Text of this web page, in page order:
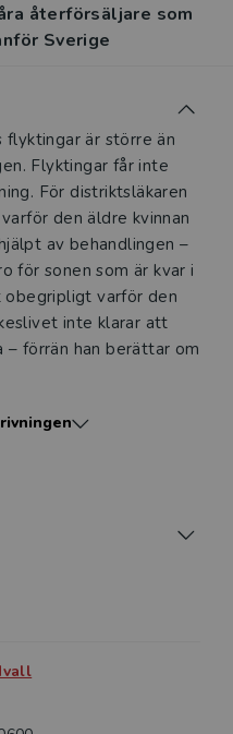
återförsäljare som
Sverige
flyktingar är större än
Flyktingar får inte
För distriktsläkaren
den äldre kvinnan
av behandlingen –
för sonen som är kvar i
obegripligt varför den
inte klarar att
– förrän han berättar om
för den resiliens som
mötet mellan
berättelse för att nå
som presenteras i